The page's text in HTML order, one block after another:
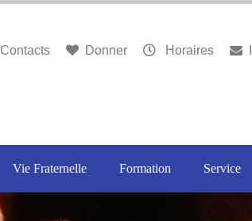
Contacts Donner Horaires
Vie Fraternelle Formation Service